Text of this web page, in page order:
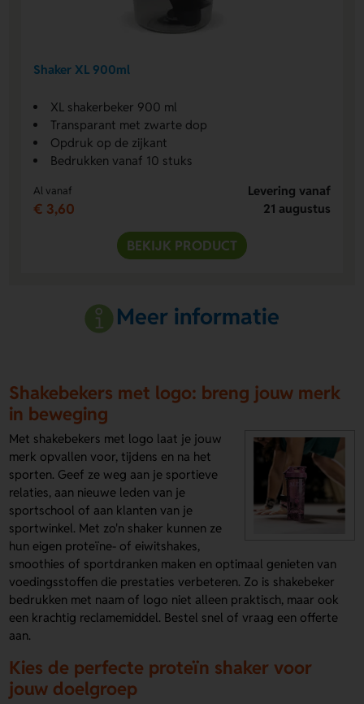
Shaker XL 900ml
XL shakerbeker 900 ml
Transparant met zwarte dop
Opdruk op de zijkant
Bedrukken vanaf 10 stuks
Al vanaf
€ 3,60
Levering vanaf
21 augustus
BEKIJK PRODUCT
Meer informatie
Shakebekers met logo: breng jouw merk
in beweging
Met shakebekers met logo laat je jouw
merk opvallen voor, tijdens en na het
sporten. Geef ze weg aan je sportieve
relaties, aan nieuwe leden van je
sportschool of aan klanten van je
sportwinkel. Met zo'n shaker kunnen ze
hun eigen proteïne- of eiwitshakes,
smoothies of sportdranken maken en optimaal genieten van
voedingsstoffen die prestaties verbeteren. Zo is shakebeker
bedrukken met naam of logo niet alleen praktisch, maar ook
een krachtig reclamemiddel. Bestel snel of vraag een offerte
aan.
Kies de perfecte proteïn shaker voor
jouw doelgroep